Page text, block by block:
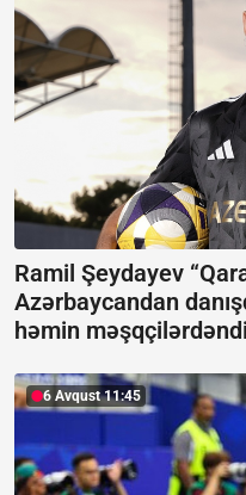
Ramil Şeydayev
Azərbaycandan
həmin
6 Avqust 11:45